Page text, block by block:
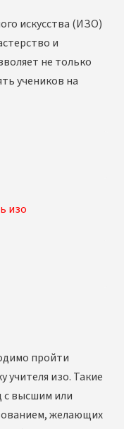
искусства (ИЗО)
и
не только
учеников на
пройти
учителя изо. Такие
с высшим или
желающих